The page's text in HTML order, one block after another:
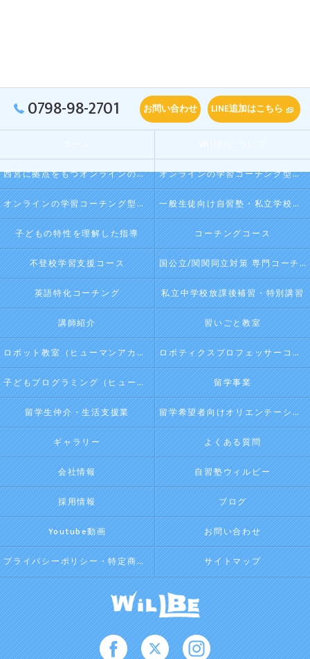
0798-98-2701 お問い合わせ LINE追加はこちら
西宮に拠点をもつオンラインの学習コーチング型・映像授業型の塾･自習塾WillBeの口コミ情報 オンラインの学習コーチング型・映像授業型の塾･自習塾WillBeの評判
オンラインの学習コーチング型・映像授業型の塾･自習塾WillBeのお客様の声 一般生徒向け自習塾・私立学校向け放課後学習
子どもの特性を理解した指導 コーチングコース
不登校学習支援コース 国公立/関関同立対策 専門コーチング
英語特化コーチング 私立中学校放課後補習・特別講習
講師紹介 習いごと教室
ロボット教室（ヒューマンアカデミージュニアプログラム） ロボティクスプロフェッサーコース（ヒューマンアカデミージュニアプログラム）
子どもプログラミング（ヒューマンアカデミージュニアプログラム） 留学事業
留学生仲介・生活支援業 留学希望者向けオリエンテーション
ギャラリー よくある質問
会社情報 自習塾ウィルビー
採用情報 ブログ
Youtube動画 お問い合わせ
プライバシーポリシー・特定商取引法に基づく表記 サイトマップ